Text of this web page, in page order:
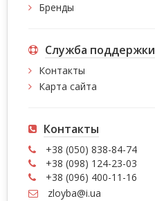
Бренды
Служба поддержки
Контакты
Карта сайта
Контакты
+38 (050) 838-84-74
+38 (098) 124-23-03
+38 (096) 400-11-16
zloyba@i.ua